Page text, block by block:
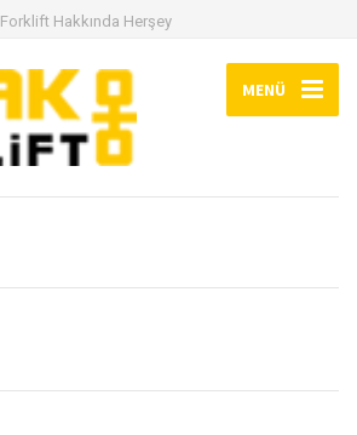
Forklift Hakkında Herşey
MENÜ